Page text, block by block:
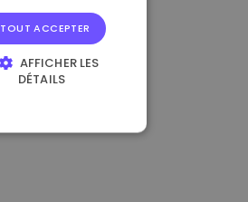
TOUT ACCEPTER
AFFICHER LES
DÉTAILS